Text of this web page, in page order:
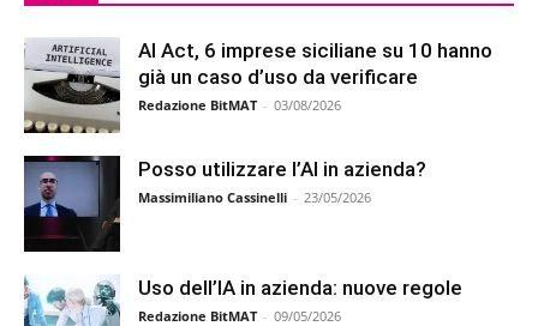
AI Act, 6 imprese siciliane su 10 hanno
già un caso d’uso da verificare
Redazione BitMAT - 03/08/2026
Posso utilizzare l’AI in azienda?
Massimiliano Cassinelli - 23/05/2026
Uso dell’IA in azienda: nuove regole
Redazione BitMAT - 09/05/2026